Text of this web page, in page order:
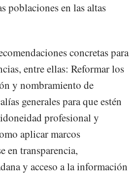
poblaciones en las altas
concretas para
entre ellas: Reformar los
y nombramiento de
generales para que estén
profesional y
aplicar marcos
en transparencia,
y acceso a la información